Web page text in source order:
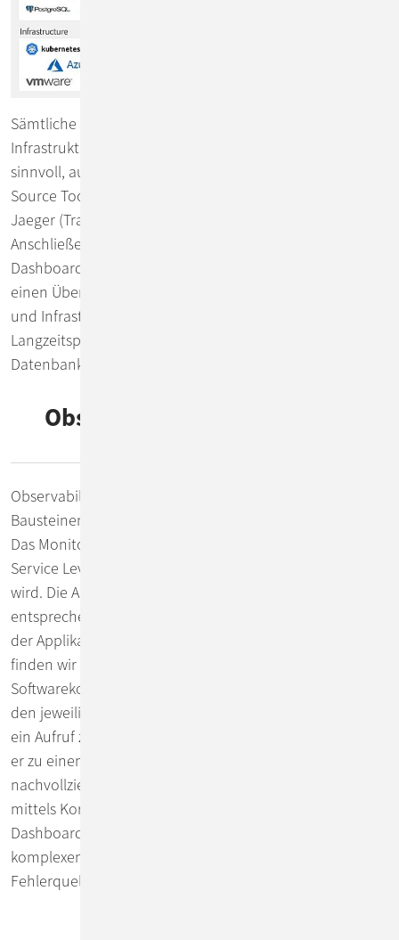
Sämtliche Applikationen und die darunter liegende
Infrastruktur produzieren Metriken, Logs und, wo
sinnvoll, auch Traces. Diese werden von bewährten Open
Source Tools wie Prometheus (Metriken), Loki (Logs) oder
Jaeger (Traces) gesammelt und aufbereitet.
Anschließend werden diese Daten zentral in Grafana-
Dashboards visualisiert. An dieser Stelle erhält der Nutzer
einen Überblick über für ihn freigegebene Applikationen
und Infrastruktur-Komponenten. Zur
Langzeitspeicherung der Daten können zusätzlich
Datenbanken wie InfluxDB zum Einsatz kommen.
Observability – Auf der Jagd
Observability setzt sich im Wesentlichen aus drei
Bausteinen zusammen: Monitoring, Logging und Tracing.
Das Monitoring gibt uns Auskunft, wenn ein definiertes
Service Level oder Qualitätskriterium unterschritten
wird. Die Anwendungsentwickler definieren hierfür
entsprechende Metriken, welche wiederum direkt aus
der Applikation heraus bereitgestellt werden. In den Logs
finden wir die Fehlermeldungen der einzelnen
Softwarekomponenten. Sie zeigen, an welcher Stelle in
den jeweiligen Services der Fehler auftritt. Den Weg, den
ein Aufruf zwischen den Services zurückgelegt hat, bevor
er zu einem Problem geführt hat, können wir im Tracing
nachvollziehen. All diese Informationen können wir
mittels Korrelations-IDs gemeinsam in einem zentralen
Dashboard betrachten. So bewahren wir auch in
komplexen Anwendungen den Überblick und spüren die
Fehlerquelle schnell auf.